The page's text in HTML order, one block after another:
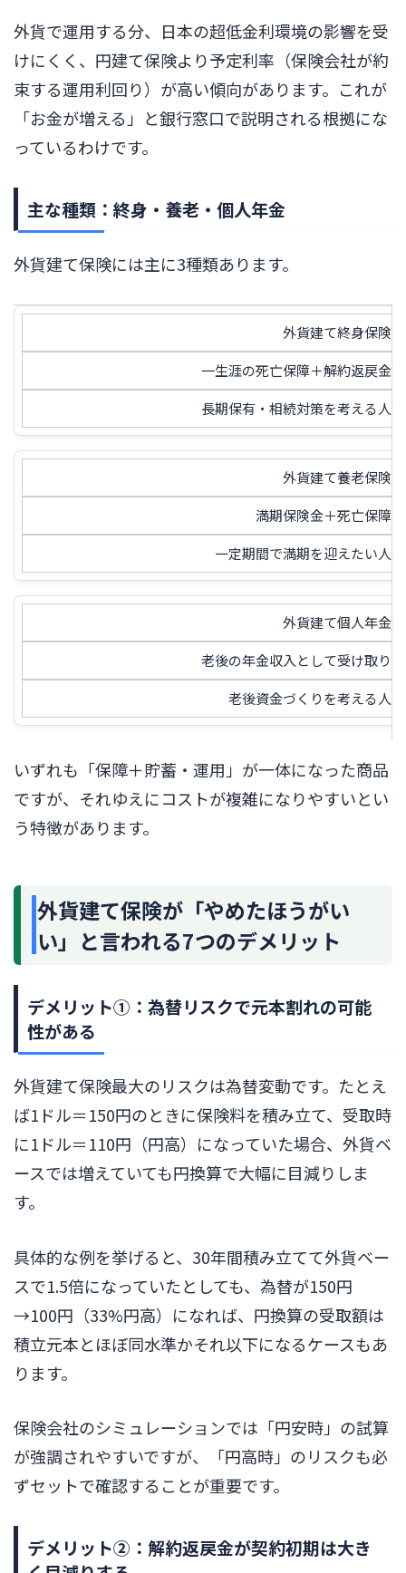
外貨で運用する分、日本の超低金利環境の影響を受
けにくく、円建て保険より予定利率（保険会社が約
束する運用利回り）が高い傾向があります。これが
「お金が増える」と銀行窓口で説明される根拠にな
っているわけです。
主な種類：終身・養老・個人年金
外貨建て保険には主に3種類あります。
外貨建て終身保険
一生涯の死亡保障＋解約返戻金
長期保有・相続対策を考える人
外貨建て養老保険
満期保険金＋死亡保障
一定期間で満期を迎えたい人
外貨建て個人年金
老後の年金収入として受け取り
老後資金づくりを考える人
いずれも「保障＋貯蓄・運用」が一体になった商品
ですが、それゆえにコストが複雑になりやすいとい
う特徴があります。
外貨建て保険が「やめたほうがい
い」と言われる7つのデメリット
デメリット①：為替リスクで元本割れの可能
性がある
外貨建て保険最大のリスクは為替変動です。たとえ
ば1ドル＝150円のときに保険料を積み立て、受取時
に1ドル＝110円（円高）になっていた場合、外貨ベ
ースでは増えていても円換算で大幅に目減りしま
す。
具体的な例を挙げると、30年間積み立てて外貨ベー
スで1.5倍になっていたとしても、為替が150円
→100円（33%円高）になれば、円換算の受取額は
積立元本とほぼ同水準かそれ以下になるケースもあ
ります。
保険会社のシミュレーションでは「円安時」の試算
が強調されやすいですが、「円高時」のリスクも必
ずセットで確認することが重要です。
デメリット②：解約返戻金が契約初期は大き